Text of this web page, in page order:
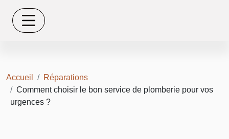
Accueil
Réparations
Comment choisir le bon service de plomberie pour vos
urgences ?